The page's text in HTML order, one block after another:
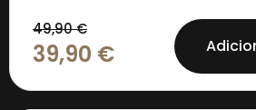
49,90€
39,90 €